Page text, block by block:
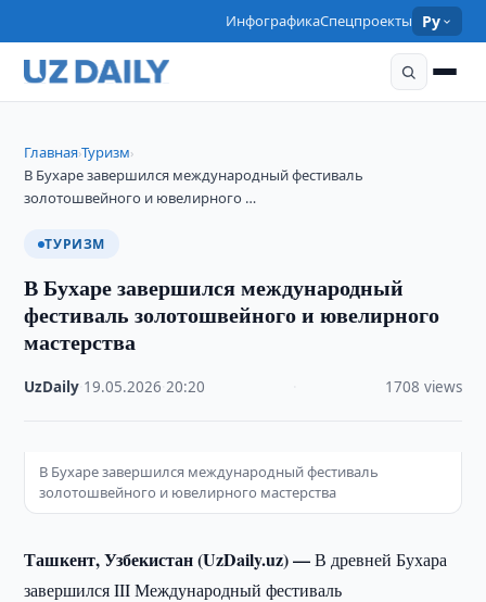
ИнфографикаСпецпроекты Ру
Главная›Туризм›
В Бухаре завершился международный фестиваль
золотошвейного и ювелирного …
ТУРИЗМ
В Бухаре завершился международный
фестиваль золотошвейного и ювелирного
мастерства
UzDaily 19.05.2026 ·20:20 1708 views
В Бухаре завершился международный фестиваль
золотошвейного и ювелирного мастерства
Ташкент, Узбекистан (UzDaily.uz) —В древней Бухара
завершился III Международный фестиваль